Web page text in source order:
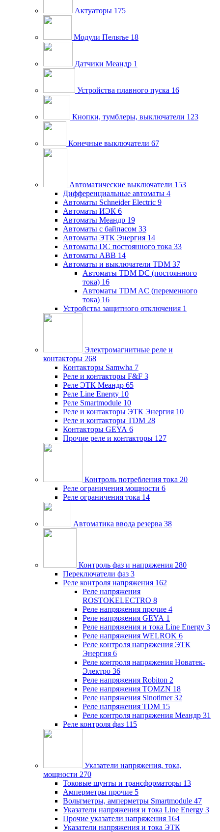
Актуаторы 175
Модули Пельтье 18
Датчики Меандр 1
Устройства плавного пуска 16
Кнопки, тумблеры, выключатели 123
Конечные выключатели 67
Автоматические выключатели 153
Дифференциальные автоматы 4
Автоматы Schneider Electric 9
Автоматы ИЭК 6
Автоматы Меандр 19
Автоматы с байпасом 33
Автоматы ЭТК Энергия 14
Автоматы DC постоянного тока 33
Автоматы ABB 14
Автоматы и выключатели TDM 37
Автоматы TDM DC (постоянного
тока) 16
Автоматы TDM AC (переменного
тока) 16
Устройства защитного отключения 1
Электромагнитные реле и
контакторы 268
Контакторы Samwha 7
Реле и контакторы F&F 3
Реле ЭТК Меандр 65
Реле Line Energy 10
Реле Smartmodule 10
Реле и контакторы ЭТК Энергия 10
Реле и контакторы TDM 28
Контакторы GEYA 6
Прочие реле и контакторы 127
Контроль потребления тока 20
Реле ограничения мощности 6
Реле ограничения тока 14
Автоматика ввода резерва 38
Контроль фаз и напряжения 280
Переключатели фаз 3
Реле контроля напряжения 162
Реле напряжения
ROSTOKELECTRO 8
Реле напряжения прочие 4
Реле напряжения GEYA 1
Реле напряжения и тока Line Energy 3
Реле напряжения WELROK 6
Реле контроля напряжения ЭТК
Энергия 6
Реле контроля напряжения Новатек-
Электро 36
Реле напряжения Robiton 2
Реле напряжения TOMZN 18
Реле напряжения Sinotimer 32
Реле напряжения TDM 15
Реле контроля напряжения Меандр 31
Реле контроля фаз 115
Указатели напряжения, тока,
мощности 270
Токовые шунты и трансформаторы 13
Амперметры прочие 5
Вольтметры, амперметры Smartmodule 47
Указатели напряжения и тока Line Energy 3
Прочие указатели напряжения 164
Указатели напряжения и тока ЭТК